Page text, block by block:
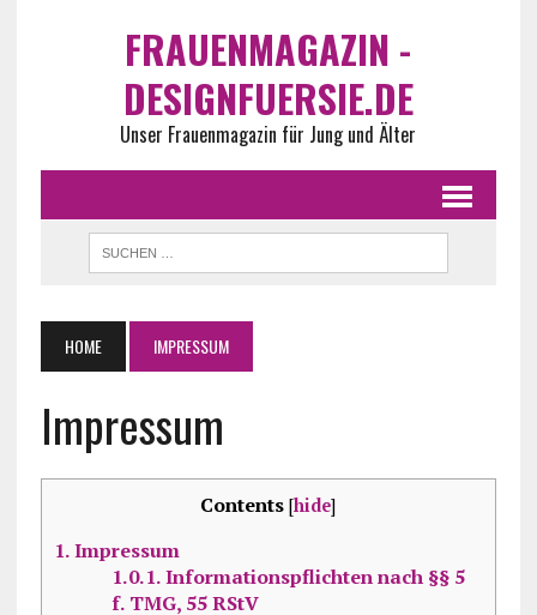
FRAUENMAGAZIN -
DESIGNFUERSIE.DE
Unser Frauenmagazin für Jung und Älter
HOME IMPRESSUM
Impressum
Contents [hide]
1.Impressum
1.0.1.Informationspflichten nach §§ 5
f. TMG, 55 RStV